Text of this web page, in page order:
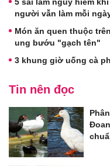
người vẫn làm mỗi
Món ăn quen thuộc
ung bướu "gạch tên"
3 khung giờ uống cà
Tin nên đọc